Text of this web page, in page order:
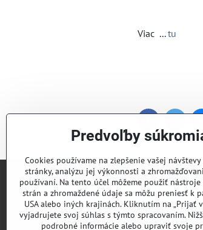
Viac ...tu
Lyžiarsky klub Valčianska
Roman Murín
Predvoľby
Cookies používame na zlepšenie vašej
stránky, analýzu jej výkonnosti a
používaní. Na tento účel môžeme použiť
strán a zhromaždené údaje sa môžu preniesť k
USA alebo iných krajinách. Kliknutím na „Prijať
vyjadrujete svoj súhlas s týmto spracovaním.
podrobné informácie alebo upraviť svoje